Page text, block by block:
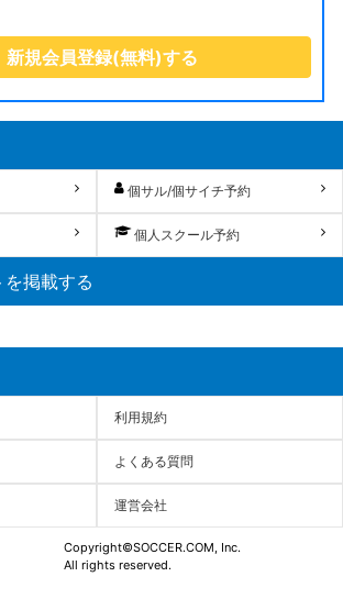
個サル/個サイチ予約
個人スクール予約
掲載する
利用規約
よくある質問
運営会社
Copyright©SOCCER.COM, Inc.
All rights reserved.